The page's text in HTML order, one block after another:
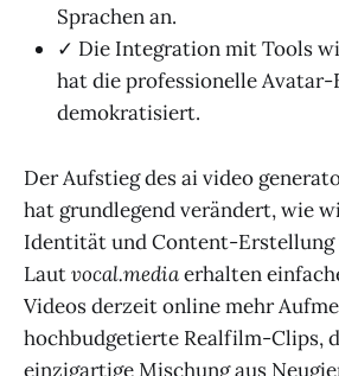
Sprachen an.
✓ Die Integration mit Tools
hat die professionelle
demokratisiert.
Der Aufstieg des ai video
hat grundlegend verändert, wie
Identität und Content-Erstellung
Lautvocal.mediaerhalten
Videos derzeit online mehr
hochbudgetierte Realfilm-Clips,
einzigartige Mischung aus